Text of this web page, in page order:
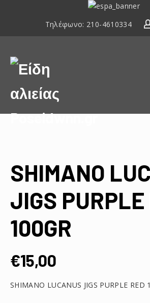
ΕΣΠΑ
2020
Τηλέφωνο: 210-4610334
Είδη
αλιείας
Poseidwnn.gr
SHIMANO
JIGS PURPLE
100GR
€15,00
SHIMANO LUCANUS JIGS PURPLE RED